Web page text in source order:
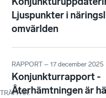
TRÄFFAR:
Ljuspunkter i
omvärlden
RAPPORT – 17 december 2025
Konjunkturrapport -
Återhämtningen är